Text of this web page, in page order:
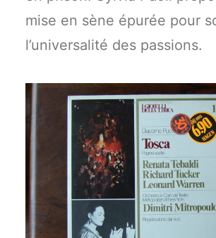
mise en sène épurée pour
l’universalité des passions.